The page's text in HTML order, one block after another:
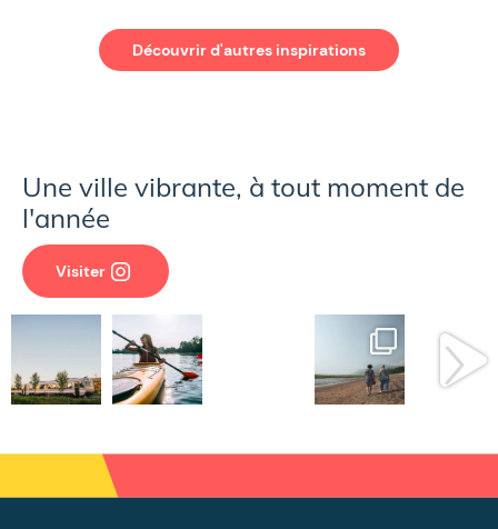
Découvrir d'autres inspirations
Une ville vibrante, à tout moment de
l'année
Visiter